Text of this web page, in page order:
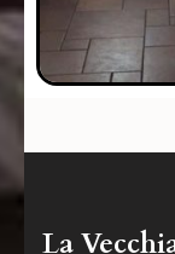
La